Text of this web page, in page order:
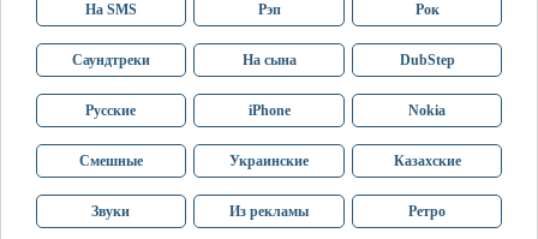
На SMS Рэп Рок
Саундтреки На сына DubStep
Русские iPhone Nokia
Смешные Украинские Казахские
Звуки Из рекламы Ретро